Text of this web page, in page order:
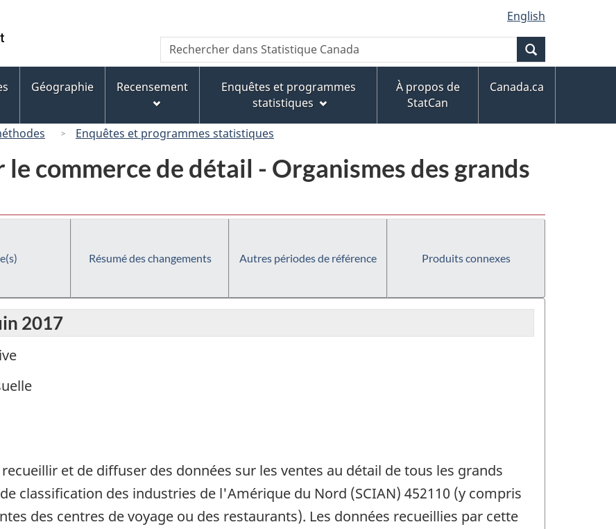
au
contenu
principal
« À
propos
de
ce
version
HTML
simplifiée
English
Canada
Recherche
Rechercher
dans
Canada
Géographie Recensement
Enquêtes et programmes
statistiques
À propos de
StatCan
Canada.ca
Enquêtes et programmes statistiques
commerce de détail - Organismes des grands
Résumé des changements Autres périodes de référence Produits connexes
2017
et de diffuser des données sur les ventes au détail de tous les grands
classification des industries de l'Amérique du Nord (SCIAN) 452110 (y compris
des centres de voyage ou des restaurants). Les données recueillies par cette